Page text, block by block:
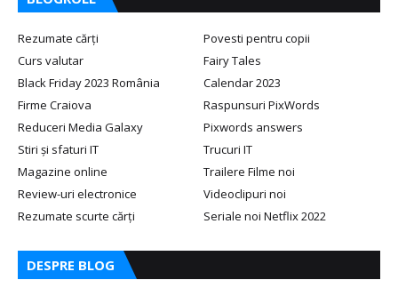
Rezumate cărți
Povesti pentru copii
Curs valutar
Fairy Tales
Black Friday 2023 România
Calendar 2023
Firme Craiova
Raspunsuri PixWords
Reduceri Media Galaxy
Pixwords answers
Stiri și sfaturi IT
Trucuri IT
Magazine online
Trailere Filme noi
Review-uri electronice
Videoclipuri noi
Rezumate scurte cărți
Seriale noi Netflix 2022
DESPRE BLOG